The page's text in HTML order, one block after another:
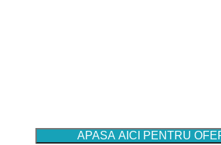
APASA AICI PENTRU